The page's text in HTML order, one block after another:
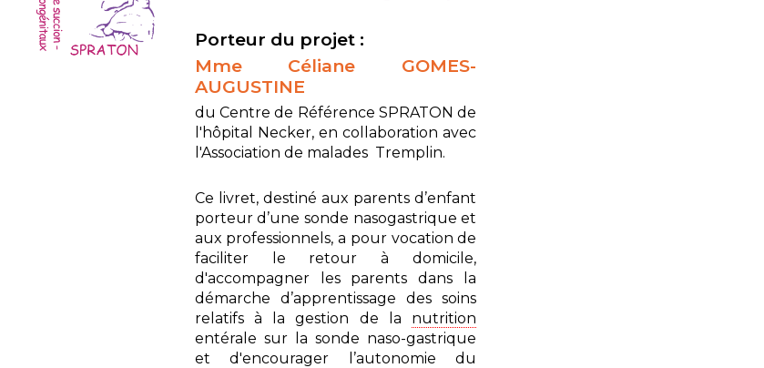
Porteur du projet :
Mme Céliane GOMES-
AUGUSTINE
du Centre de Référence SPRATON de
l'hôpital Necker, en collaboration avec
l'Association de malades Tremplin.
Ce livret, destiné aux parents d’enfant
porteur d’une sonde nasogastrique et
aux professionnels, a pour vocation de
faciliter le retour à domicile,
d'accompagner les parents dans la
démarche d’apprentissage des soins
relatifs à la gestion de la nutrition
entérale sur la sonde naso-gastrique
et d'encourager l’autonomie du